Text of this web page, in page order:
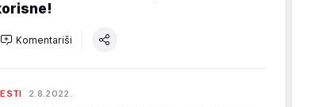
Komentariši
2.8.2022.